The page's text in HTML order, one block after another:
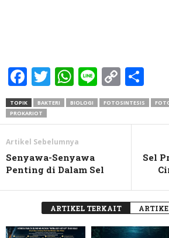
Facebook
Twitter
WhatsApp
LineCopy
Link
TOPIK BAKTERI BIOLOGI FOTOSINTESIS
PROKARIOT
Artikel Sebelumnya
Senyawa-Senyawa
Penting di Dalam Sel
Sel
ARTIKEL TERKAIT